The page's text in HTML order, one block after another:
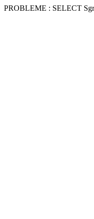
PROBLEME : SELECT